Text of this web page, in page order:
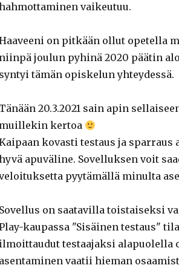
vaikeutuu.
on pitkään ollut opetella
niinpä joulun pyhinä 2020 päätin
syntyi tämän opiskelun yhteydessä.
Tänään 20.3.2021 sain apin
muillekin kertoa
kovasti testaus ja
apuväline. Sovelluksen voit
pyytämällä minulta
Sovellus on saatavilla toistaiseksi
kaupassa "Sisäinen testaus"
ilmoittaudut testaajaksi alapuolella
asentaminen vaatii hieman